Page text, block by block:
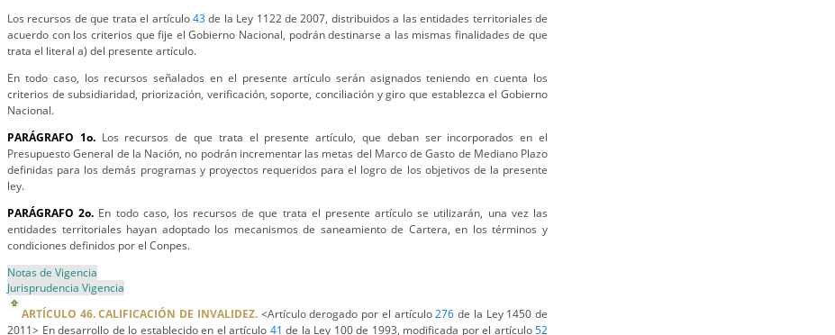
Los recursos de que trata el artículo43de la Ley 1122 de 2007, distribuidos a las entidades territoriales de
acuerdo con los criterios que fije el Gobierno Nacional, podrán destinarse a las mismas finalidades de que
trata el literal a) del presente artículo.
En todo caso, los recursos señalados en el presente artículo serán asignados teniendo en cuenta los
criterios de subsidiaridad, priorización, verificación, soporte, conciliación y giro que establezca el Gobierno
Nacional.
PARÁGRAFO 1o.Los recursos de que trata el presente artículo, que deban ser incorporados en el
Presupuesto General de la Nación, no podrán incrementar las metas del Marco de Gasto de Mediano Plazo
definidas para los demás programas y proyectos requeridos para el logro de los objetivos de la presente
ley.
PARÁGRAFO 2o. En todo caso, los recursos de que trata el presente artículo se utilizarán, una vez las
entidades territoriales hayan adoptado los mecanismos de saneamiento de Cartera, en los términos y
condiciones definidos por el Conpes.
Notas de Vigencia
Jurisprudencia Vigencia
ARTÍCULO 46. CALIFICACIÓN DE INVALIDEZ.<Artículo derogado por el artículo276 de la Ley 1450 de
2011> En desarrollo de lo establecido en el artículo 41 de la Ley 100 de 1993, modificada por el artículo52